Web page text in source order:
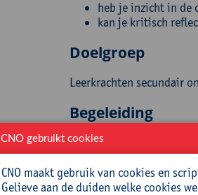
heb je inzicht in de
kan je kritisch
Doelgroep
Leerkrachten secundair
Begeleiding
Bea Cantillon is als
internationaal over een
welvaartsstaat en
voorzitter van het
CNO gebruikt cookies
CNO maakt gebruik van cookies en
Gelieve aan de duiden welke cookies